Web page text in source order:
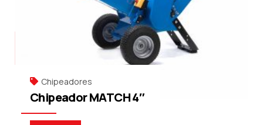
Chipeadores
Chipeador MATCH 4″